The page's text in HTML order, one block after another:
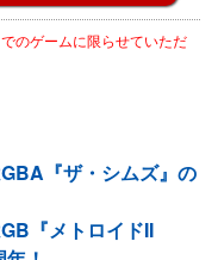
のゲームに限らせていただ
『ザ・シムズ』の
『メトロイドII